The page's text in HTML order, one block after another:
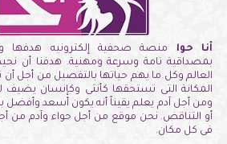
أنا حوا منصة صحفية إلكترونيه هدفها
بمصداقية تامة وسرعة ومهنية. هدفنا أن
العالم وكل ما يهم حياتها بالتفصيل من أجل
المكانة التى تستحقها كأنثى وكإنسان يضيف
ومن أجل آدم يعلم يقيناً أنه يكون أسعد وأفضل
أو التناقض. نحن موقع من أجل حواء وآدم من
فى كل مكان.